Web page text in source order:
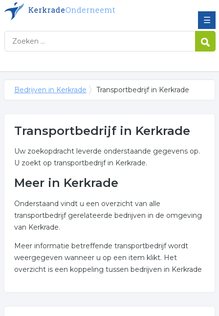
☰
Bedrijven in Kerkrade Transportbedrijf in Kerkrade
Transportbedrijf in Kerkrade
Uw zoekopdracht leverde onderstaande gegevens op.
U zoekt op transportbedrijf in Kerkrade.
Meer in Kerkrade
Onderstaand vindt u een overzicht van alle
transportbedrijf gerelateerde bedrijven in de omgeving
van Kerkrade.
Meer informatie betreffende transportbedrijf wordt
weergegeven wanneer u op een item klikt. Het
overzicht is een koppeling tussen bedrijven in Kerkrade